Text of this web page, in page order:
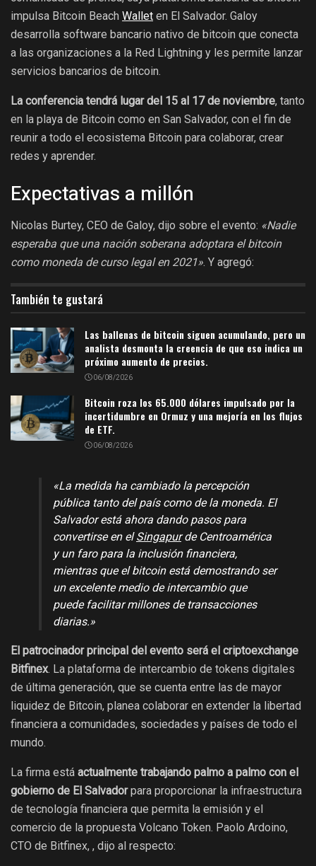
impulsa Bitcoin Beach Wallet en El Salvador. Galoy
desarrolla software bancario nativo de bitcoin que conecta
a las organizaciones a la Red Lightning y les permite lanzar
servicios bancarios de bitcoin.
La conferencia tendrá lugar del 15 al 17 de noviembre, tanto
en la playa de Bitcoin como en San Salvador, con el fin de
reunir a todo el ecosistema Bitcoin para colaborar, crear
redes y aprender.
Expectativas a millón
Nicolas Burtey, CEO de Galoy, dijo sobre el evento: «Nadie
esperaba que una nación soberana adoptara el bitcoin
como moneda de curso legal en 2021». Y agregó:
También te gustará
Las ballenas de bitcoin siguen acumulando, pero un
analista desmonta la creencia de que eso indica un
próximo aumento de precios.
06/08/2026
Bitcoin roza los 65.000 dólares impulsado por la
incertidumbre en Ormuz y una mejoría en los flujos
de ETF.
06/08/2026
«La medida ha cambiado la percepción
pública tanto del país como de la moneda. El
Salvador está ahora dando pasos para
convertirse en elSingapurde Centroamérica
y un faro para la inclusión financiera,
mientras que el bitcoin está demostrando ser
un excelente medio de intercambio que
puede facilitar millones de transacciones
diarias.»
El patrocinador principal del evento será el criptoexchange
Bitfinex. La plataforma de intercambio de tokens digitales
de última generación, que se cuenta entre las de mayor
liquidez de Bitcoin, planea colaborar en extender la libertad
financiera a comunidades, sociedades y países de todo el
mundo.
La firma está actualmente trabajando palmo a palmo con el
gobierno de El Salvadorpara proporcionar la infraestructura
de tecnología financiera que permita la emisión y el
comercio de la propuesta Volcano Token. Paolo Ardoino,
CTO de Bitfinex, , dijo al respecto: